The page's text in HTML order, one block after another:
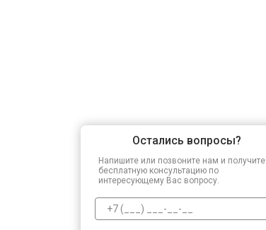
Остались вопросы?
Напишите или позвоните нам и получите
бесплатную консультацию по
интересующему Вас вопросу.